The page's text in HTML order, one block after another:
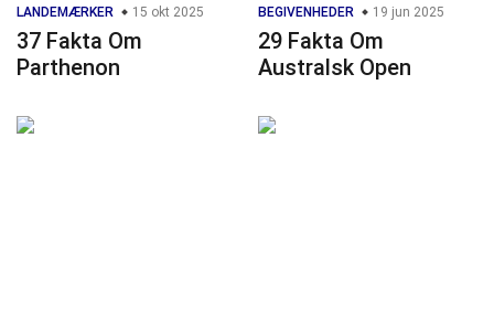
LANDEMÆRKER 15 okt 2025
37 Fakta Om
Parthenon
BEGIVENHEDER 19 jun 2025
29 Fakta Om
Australsk Open